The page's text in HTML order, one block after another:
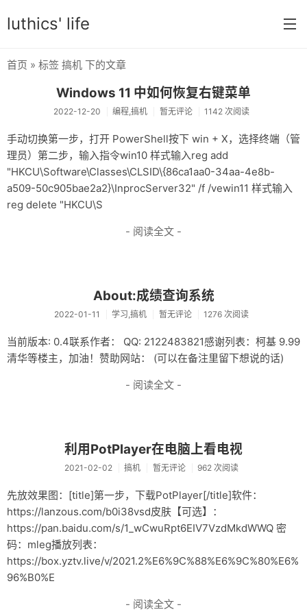
luthics' life
分类
学习
编程
大学
数学
未分类
关于
首页 » 标签 搞机 下的文章
Windows 11 中如何恢复右键菜单
2022-12-20 编程,搞机 暂无评论 1142 次阅读
手动切换第一步，打开 PowerShell按下 win + X，选择终端（管
理员）第二步，输入指令win10 样式输入reg add
"HKCU\Software\Classes\CLSID\{86ca1aa0-34aa-4e8b-
a509-50c905bae2a2}\InprocServer32" /f /vewin11 样式输入
reg delete "HKCU\S
- 阅读全文 -
About:成绩查询系统
2022-01-11 学习,搞机 暂无评论 1276 次阅读
当前版本: 0.4联系作者： QQ: 2122483821感谢列表：柯基 9.99
清华等楼主，加油！赞助网站： (可以在备注里留下想说的话)
- 阅读全文 -
利用PotPlayer在电脑上看电视
2021-02-02 搞机 暂无评论 962 次阅读
先放效果图：[title]第一步，下载PotPlayer[/title]软件：
https://lanzous.com/b0i38vsd皮肤【可选】：
https://pan.baidu.com/s/1_wCwuRpt6EIV7VzdMkdWWQ 密
码：mleg播放列表：
https://box.yztv.live/v/2021.2%E6%9C%88%E6%9C%80%E6%
96%B0%E
- 阅读全文 -